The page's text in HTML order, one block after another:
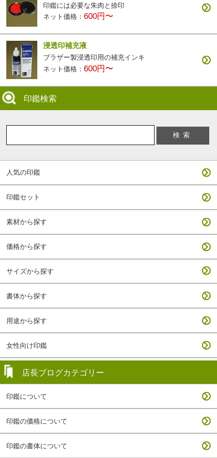
印鑑には必要な朱肉と捺印
ネット価格：600円〜
浸透印補充液
ブラザー製浸透印用の補充インキ
ネット価格：600円〜
印鑑検索
人気の印鑑
印鑑セット
素材から探す
価格から探す
サイズから探す
書体から探す
用途から探す
女性向け印鑑
店長ブログカテゴリー
印鑑について
印鑑の価格について
印鑑の書体について